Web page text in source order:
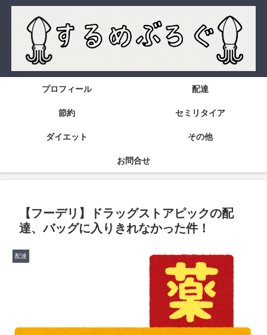
プロフィール 配達
節約 セミリタイア
ダイエット その他
お問合せ
【フーデリ】ドラッグストアピックの配
達、バッグに入りきれなかった件！
配達